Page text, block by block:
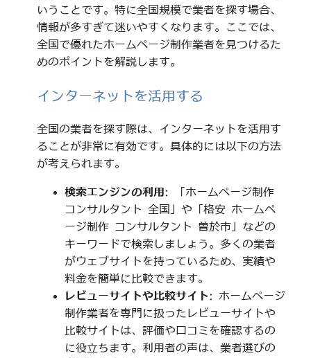
いうことです。特に全国規模で業者を探す場合、
情報が多すぎて迷いやすくなります。ここでは、
全国で優れたホームページ制作業者を見つけるた
めのポイントを解説します。
インターネットを活用する
全国の業者を探す際は、インターネットを活用す
ることが非常に有効です。具体的には以下の方法
が考えられます。
検索エンジンの利用 : 「ホームページ制作
コンサルタント 全国」や「格安 ホームペ
ージ制作 コンサルタント 曽於市」などの
キーワードで検索しましょう。多くの業者
がウェブサイトを持っているため、実績や
料金を簡単に比較できます。
レビューサイトや比較サイト: ホームページ
制作業者を専門に扱ったレビューサイトや
比較サイトは、評価や口コミを確認するの
に役立ちます。利用者の声は、業者選びの